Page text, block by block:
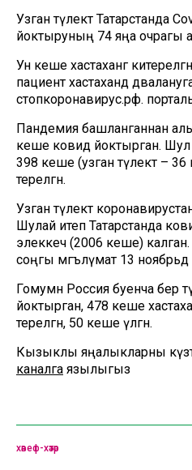
Узган тәүлектә Татарстанда
йоктыруның 74 яңа очрагы
Ун кеше хастаханәгә
пациент хастаханәдә
стопкоронавирус.рф.
Пандемия башланганнан
кеше ковид йоктырган. Шул
398 кеше (узган тәүлектә –
терелгән.
Узган тәүлектә коронавирустан
Шулай итеп Татарстанда
элеккечә (2006 кеше)
соңгы мәгълүмат 13
Гомумән Россия буенча бер
йоктырган, 478 кеше
терелгән, 50 кеше үлгән.
Кызыклы яңалыкларны
каналга язылыгыз
хәвеф-хәтәр